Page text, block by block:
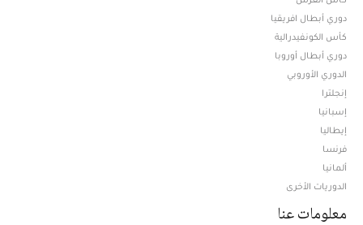
دوري أبطال افريقيا
كأس الكونفيدرالية
دوري أبطال أوروبا
الدوري الأوروبي
إنجلترا
إسبانيا
إيطاليا
فرنسا
ألمانيا
الدوريات الأخرى
معلومات عنا